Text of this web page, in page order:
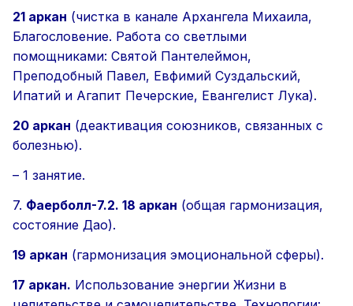
21 аркан (чистка в канале Архангела Михаила,
Благословение. Работа со светлыми
помощниками: Святой Пантелеймон,
Преподобный Павел, Евфимий Суздальский,
Ипатий и Агапит Печерские, Евангелист Лука).
20 аркан (деактивация союзников, связанных с
болезнью).
– 1 занятие.
7. Фаерболл-7.2. 18 аркан (общая гармонизация,
состояние Дао).
19 аркан (гармонизация эмоциональной сферы).
17 аркан. Использование энергии Жизни в